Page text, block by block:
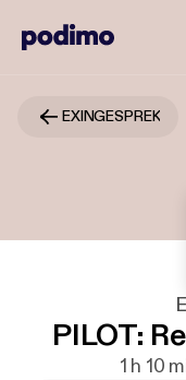
EXINGESPREK
PILOT:
1 h 10